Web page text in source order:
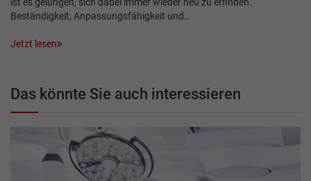
Beständigkeit, Anpassungsfähigkeit und…
Jetzt lesen
Das könnte Sie auch interessieren